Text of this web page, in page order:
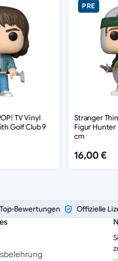
TV Vinyl
Golf Club 9
PRE
Stranger
Figur Hunter
cm
16,00 €
Top-Bewertungen Offizielle